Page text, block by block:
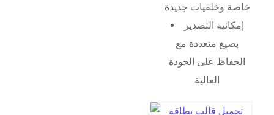
خاصة وخلفيات جديدة
إمكانية التصدير
بصيغ متعددة مع
الحفاظ على الجودة
العالية